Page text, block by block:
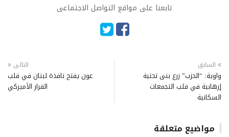
تابعنا على مواقع التواصل الاجتماعى
السابق
واوية: “الحزب” زرع بنى تحتية
إرهابية في قلب التجمعات
السكانية
التالى
عون يفتح نافذة لبنان في قلب
القرار الأميركي
مواضيع متعلقة